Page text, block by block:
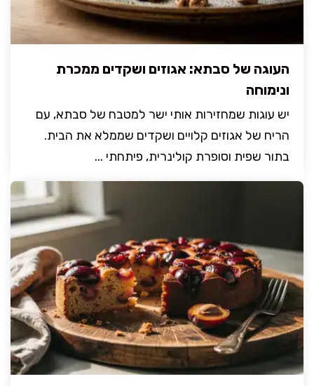
העוגה של סבתא: אגוזים ושקדים ממכרת
ונימוחה
יש עוגות שמחזירות אותי ישר למטבח של סבתא, עם
הריח של אגוזים קלויים ושקדים שממלא את הבית.
בתור שפית וסופרת קולינרית, פיתחתי ...